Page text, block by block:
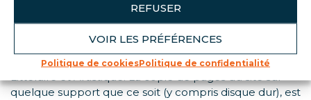
REFUSER
VOIR LES PRÉFÉRENCES
Politique de cookiesPolitique de confidentialité
…), constituent une œuvre de l’esprit au sens des
articles 112-2 et suivants du code de la Propriété
Intellectuelle, relevant en tant que telle de la
législation française et internationale sur la Propriété
Littéraire et Artistique. La copie de pages du site sur
quelque support que ce soit (y compris disque dur), est